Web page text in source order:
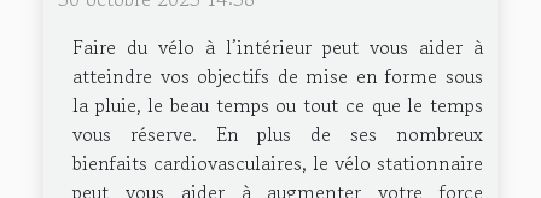
Faire du vélo à l’intérieur peut vous aider à
atteindre vos objectifs de mise en forme sous
la pluie, le beau temps ou tout ce que le temps
vous réserve. En plus de ses nombreux
bienfaits cardiovasculaires, le vélo stationnaire
peut vous aider à augmenter votre force